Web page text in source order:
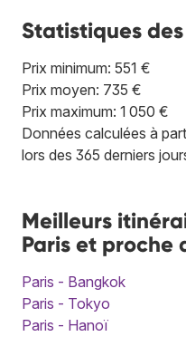
Statistiques
Prix minimum: 551 €
Prix moyen: 735 €
Prix maximum: 1 050 €
Données calculées à
lors des 365 derniers
Meilleurs
Paris et proche
Paris - Bangkok
Paris - Tokyo
Paris - Hanoï